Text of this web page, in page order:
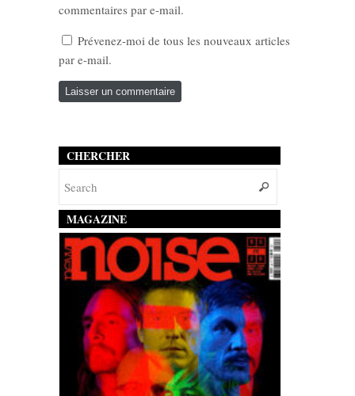
commentaires par e-mail.
Prévenez-moi de tous les nouveaux articles
par e-mail.
CHERCHER
MAGAZINE